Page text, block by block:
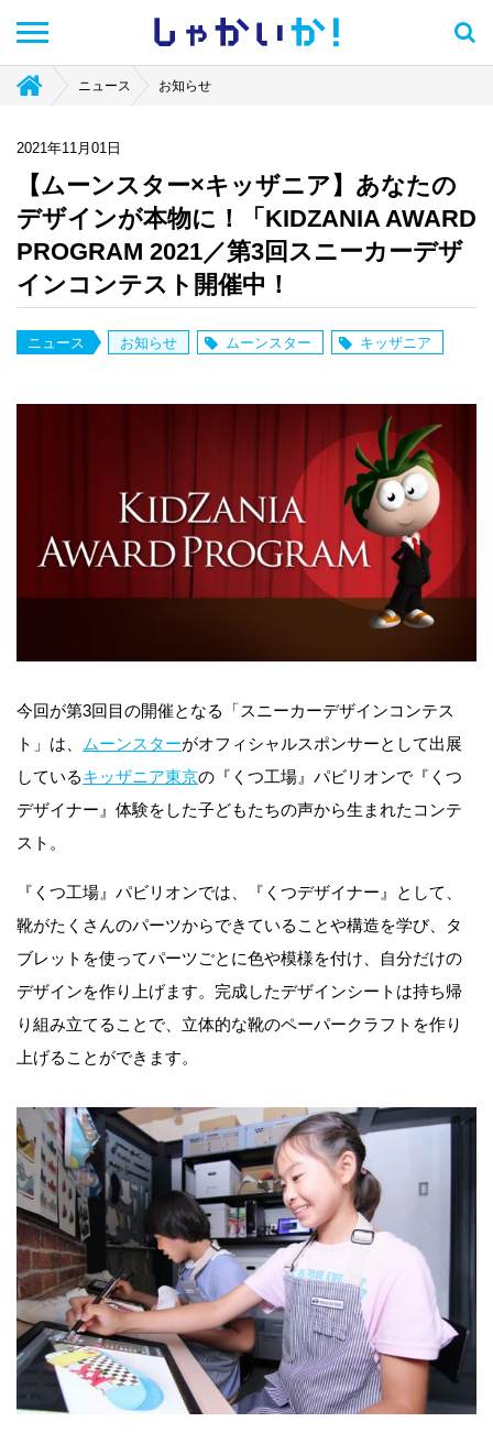
しゃかい か！
ニュース お知らせ
2021年11月01日
【ムーンスター×キッザニア】あなたの
デザインが本物に！「KIDZANIA AWARD
PROGRAM 2021／第3回スニーカーデザ
インコンテスト開催中！
ニュース お知らせ ムーンスター キッザニア
今回が第3回目の開催となる「スニーカーデザインコンテス
ト」は、
ムーンスターがオフィシャルスポンサーとして出展
しているキッザニア東京の『くつ工場』パビリオンで『くつ
デザイナー』体験をした子どもたちの声から生まれたコンテ
スト。
『くつ工場』パビリオンでは、『くつデザイナー』として、
靴がたくさんのパーツからできていることや構造を学び、タ
ブレットを使ってパーツごとに色や模様を付け、自分だけの
デザインを作り上げます。完成したデザインシートは持ち帰
り組み立てることで、立体的な靴のペーパークラフトを作り
上げることができます。